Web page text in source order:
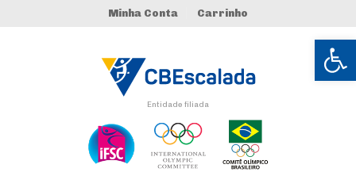
Abrir
Minha Conta Carrinho
Entidade filiada